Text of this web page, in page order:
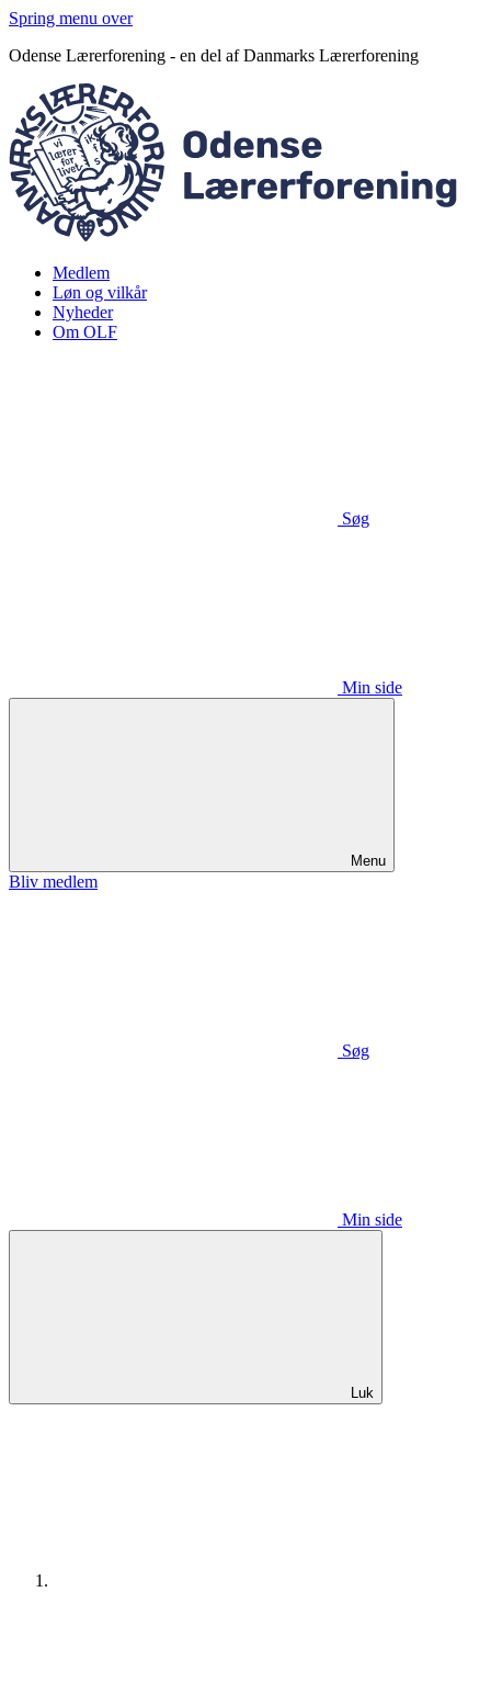
Spring menu over
Odense Lærerforening - en del af Danmarks Lærerforening
Medlem
Løn og vilkår
Nyheder
Om OLF
Søg
Min side
Menu
Bliv medlem
Søg
Min side
Luk